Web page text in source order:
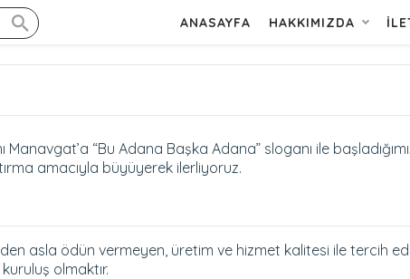
ANASAYFA HAKKIMIZDA
Manavgat’a “Bu Adana Başka Adana” sloganı ile
amacıyla büyüyerek ilerliyoruz.
asla ödün vermeyen, üretim ve hizmet kalitesi ile tercih
olmaktır.